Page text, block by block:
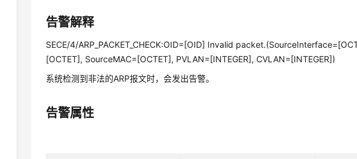
告警解释
SECE/4/ARP_PACKET_CHECK:OID=[OID] Invalid
[OCTET], SourceMAC=[OCTET], PVLAN=[INTEGER], CVLAN=[INTEGER])
系统检测到非法的ARP报文时，会发出告警。
告警属性